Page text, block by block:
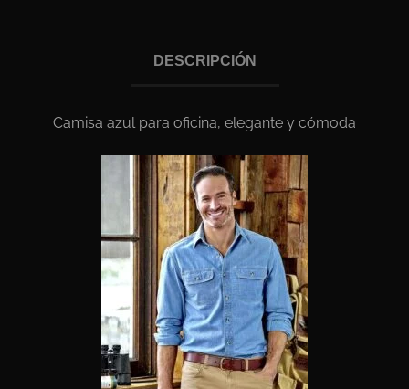
DESCRIPCIÓN
Camisa azul para oficina, elegante y cómoda